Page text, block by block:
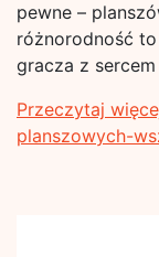
pewne –
różnorodność
gracza z
Przeczytaj
planszowych-